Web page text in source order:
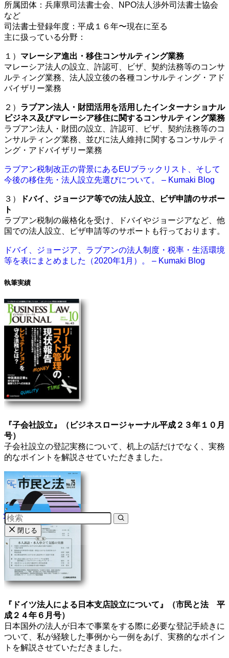
所属団体：兵庫県司法書士会、NPO法人渉外司法書士協会
など
司法書士登録年度：平成１６年〜現在に至る
主に扱っている分野：
１） マレーシア進出・移住コンサルティング業務
マレーシア法人の設立、許認可、ビザ、契約法務等のコンサ
ルティング業務、法人設立後の各種コンサルティング・アド
バイザリー業務
２） ラブアン法人・財団活用を活用したインターナショナル
ビジネス及びマレーシア移住に関するコンサルティング業務
ラブアン法人・財団の設立、許認可、ビザ、契約法務等のコ
ンサルティング業務、並びに法人維持に関するコンサルティ
ング・アドバイザリー業務
ラブアン税制改正の背景にあるEUブラックリスト、そして
今後の移住先・法人設立先選びについて。 – Kumaki Blog
３）
ドバイ、ジョージア等での法人設立、ビザ申請のサポー
ト
ラブアン税制の厳格化を受け、ドバイやジョージアなど、他
国での法人設立、ビザ申請等のサポートも行っております。
ドバイ、ジョージア、ラブアンの法人制度・税率・生活環境
等を表にまとめました（2020年1月）。 – Kumaki Blog
執筆実績
『子会社設立』（ビジネスロージャーナル平成２３年１０月
号）
子会社設立の登記実務について、机上の話だけでなく、実務
的なポイントを解説させていただきました。
『ドイツ法人による日本支店設立について』（市民と法 平
成２４年６月号）
日本国外の法人が日本で事業をする際に必要な登記手続きに
ついて、私が経験した事例から一例をあげ、実務的なポイン
トを解説させていただきました。
閉じる